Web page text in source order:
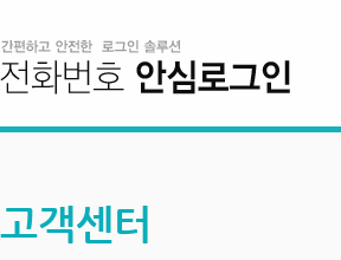
고객센터